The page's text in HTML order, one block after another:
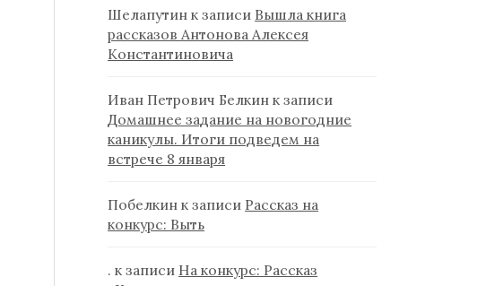
Шелапутин к записи Вышла книга
рассказов Антонова Алексея
Константиновича
Иван Петрович Белкин к записи
Домашнее задание на новогодние
каникулы. Итоги подведем на
встрече 8 января
Побелкин к записи Рассказ на
конкурс: Выть
. к записи На конкурс: Рассказ